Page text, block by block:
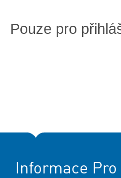
Pouze pro
Informace Pro